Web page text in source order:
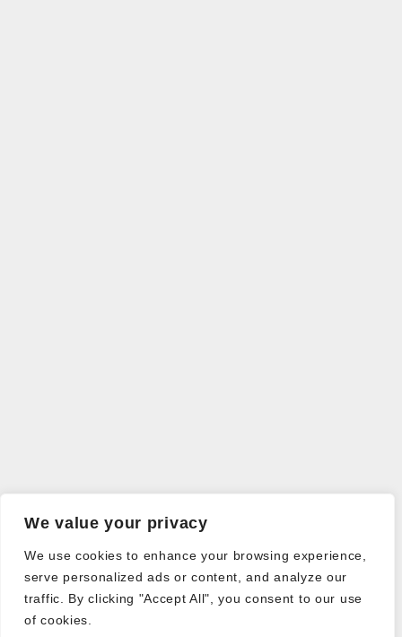
We value your privacy
We use cookies to enhance your browsing experience,
serve personalized ads or content, and analyze our
traffic. By clicking "Accept All", you consent to our use
of cookies.